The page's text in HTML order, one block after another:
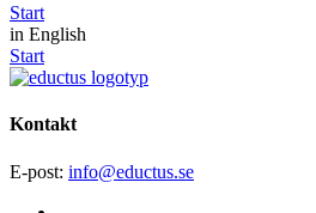
Start
in English
Start
Kontakt
E-post: info@​eductus.se